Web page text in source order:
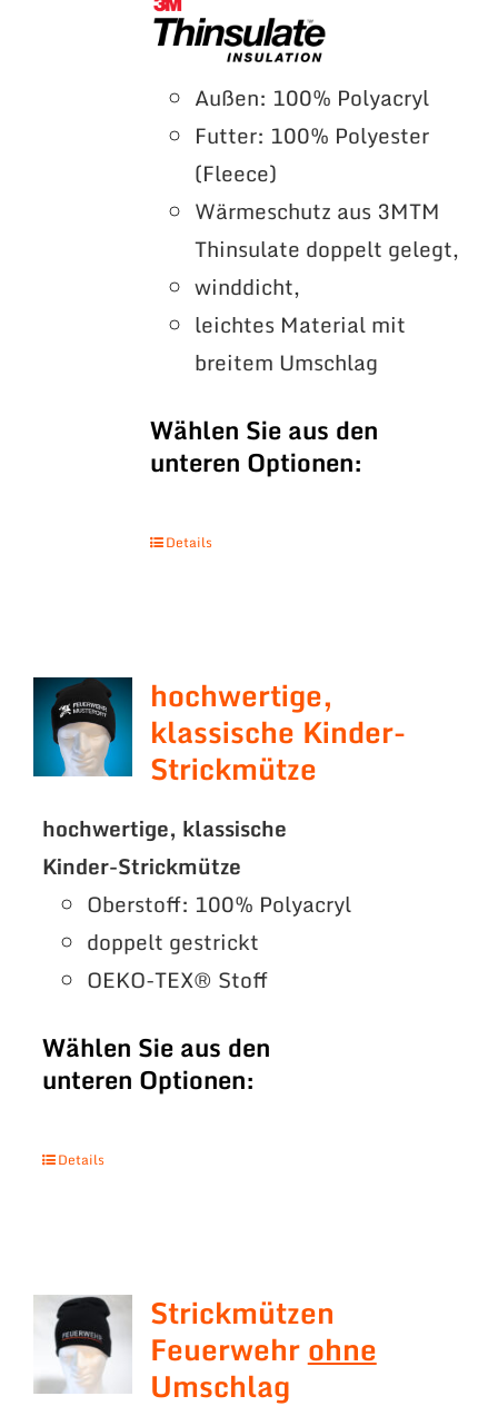
Außen: 100% Polyacryl
Futter: 100% Polyester
(Fleece)
Wärmeschutz aus 3MTM
Thinsulate doppelt gelegt,
winddicht,
leichtes Material mit
breitem Umschlag
Wählen Sie aus den
unteren Optionen:
Details
hochwertige,
klassische Kinder-
Strickmütze
hochwertige, klassische
Kinder-Strickmütze
Oberstoff: 100% Polyacryl
doppelt gestrickt
OEKO-TEX® Stoff
Wählen Sie aus den
unteren Optionen:
Details
Strickmützen
Feuerwehrohne
Umschlag